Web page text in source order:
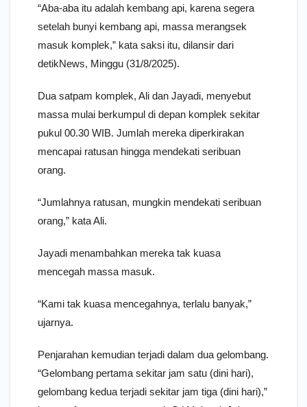
“Aba-aba itu adalah kembang api, karena segera
setelah bunyi kembang api, massa merangsek
masuk komplek,” kata saksi itu, dilansir dari
detikNews, Minggu (31/8/2025).
Dua satpam komplek, Ali dan Jayadi, menyebut
massa mulai berkumpul di depan komplek sekitar
pukul 00.30 WIB. Jumlah mereka diperkirakan
mencapai ratusan hingga mendekati seribuan
orang.
“Jumlahnya ratusan, mungkin mendekati seribuan
orang,” kata Ali.
Jayadi menambahkan mereka tak kuasa
mencegah massa masuk.
“Kami tak kuasa mencegahnya, terlalu banyak,”
ujarnya.
Penjarahan kemudian terjadi dalam dua gelombang.
“Gelombang pertama sekitar jam satu (dini hari),
gelombang kedua terjadi sekitar jam tiga (dini hari),”